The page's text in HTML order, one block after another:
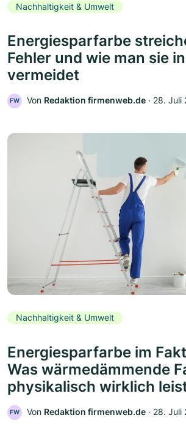
Nachhaltigkeit & Umwelt
Energiesparfarbe
Fehler und wie man sie
vermeidet
FW Von Redaktion firmenweb.de ‧ 28. Juli
Nachhaltigkeit & Umwelt
Energiesparfarbe im
Was wärmedämmende
physikalisch wirklich
FW Von Redaktion firmenweb.de ‧ 28. Juli